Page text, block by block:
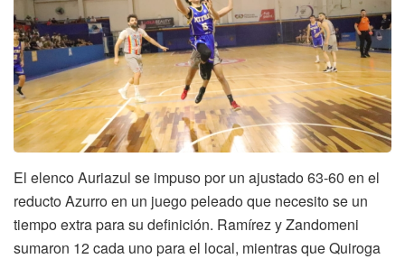
El elenco Auriazul se impuso por un ajustado 63-60 en el
reducto Azurro en un juego peleado que necesito se un
tiempo extra para su definición. Ramírez y Zandomeni
sumaron 12 cada uno para el local, mientras que Quiroga